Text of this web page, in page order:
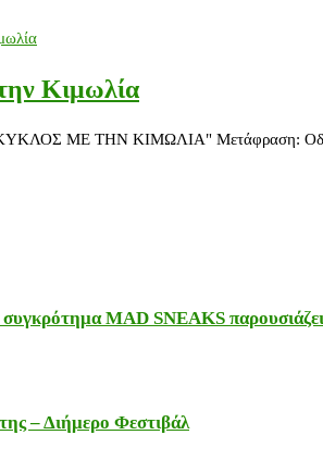
Κιμωλία
ΜΕ ΤΗΝ ΚΙΜΩΛΙΑ" Μετάφραση:
MAD SNEAKS
– Διήμερο Φεστιβάλ